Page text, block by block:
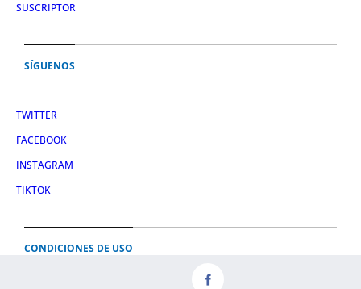
SUSCRIPTOR
SÍGUENOS
TWITTER
FACEBOOK
INSTAGRAM
TIKTOK
CONDICIONES DE USO